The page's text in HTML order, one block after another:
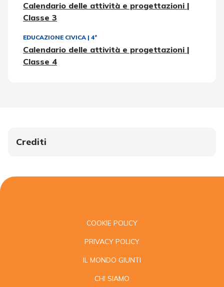
Calendario delle attività e progettazioni |
Classe 3
EDUCAZIONE CIVICA | 4ª
Calendario delle attività e progettazioni |
Classe 4
Crediti
COOKIE POLICY
PRIVACY POLICY
IL MONDO GIUNTI
CHI SIAMO